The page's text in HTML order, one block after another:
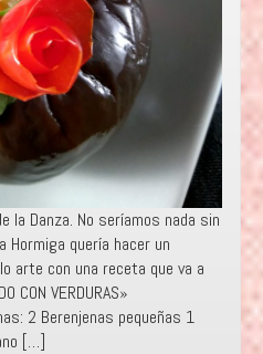
la Danza. No seríamos nada sin
Hormiga quería hacer un
arte con una receta que va a
CON VERDURAS»
2 Berenjenas pequeñas 1
[…]